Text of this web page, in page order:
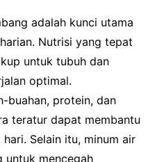
adalah kunci utama
Nutrisi yang tepat
untuk tubuh dan
optimal.
buahan, protein, dan
teratur dapat membantu
Selain itu, minum air
untuk mencegah